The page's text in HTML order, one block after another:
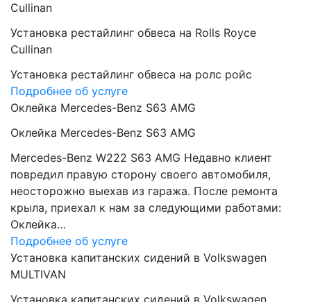
Cullinan
Установка рестайлинг обвеса на Rolls Royce
Cullinan
Установка рестайлинг обвеса на ролс ройс
Подробнее об услуге
Оклейка Mercedes-Benz S63 AMG
Оклейка Mercedes-Benz S63 AMG
Mercedes-Benz W222 S63 AMG Недавно клиент
повредил правую сторону своего автомобиля,
неосторожно выехав из гаража. После ремонта
крыла, приехал к нам за следующими работами:
Оклейка…
Подробнее об услуге
Установка капитанских сидений в Volkswagen
MULTIVAN
Установка капитанских сидений в Volkswagen